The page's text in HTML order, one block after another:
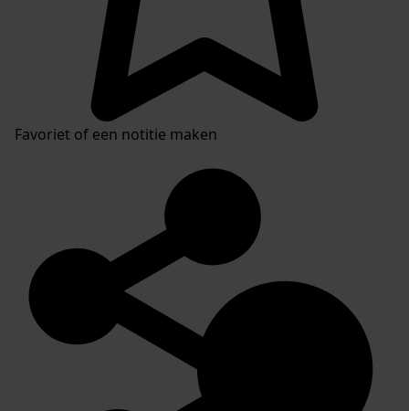
Favoriet of een notitie maken